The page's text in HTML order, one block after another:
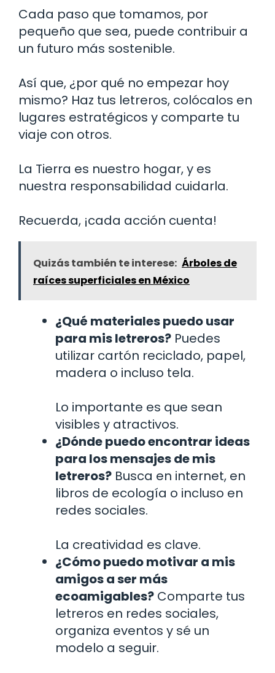
Cada paso que tomamos, por
pequeño que sea, puede contribuir a
un futuro más sostenible.
Así que, ¿por qué no empezar hoy
mismo? Haz tus letreros, colócalos en
lugares estratégicos y comparte tu
viaje con otros.
La Tierra es nuestro hogar, y es
nuestra responsabilidad cuidarla.
Recuerda, ¡cada acción cuenta!
Quizás también te interese: Árboles de
raíces superficiales en México
¿Qué materiales puedo usar
para mis letreros? Puedes
utilizar cartón reciclado, papel,
madera o incluso tela.
Lo importante es que sean
visibles y atractivos.
¿Dónde puedo encontrar ideas
para los mensajes de mis
letreros? Busca en internet, en
libros de ecología o incluso en
redes sociales.
La creatividad es clave.
¿Cómo puedo motivar a mis
amigos a ser más
ecoamigables? Comparte tus
letreros en redes sociales,
organiza eventos y sé un
modelo a seguir.